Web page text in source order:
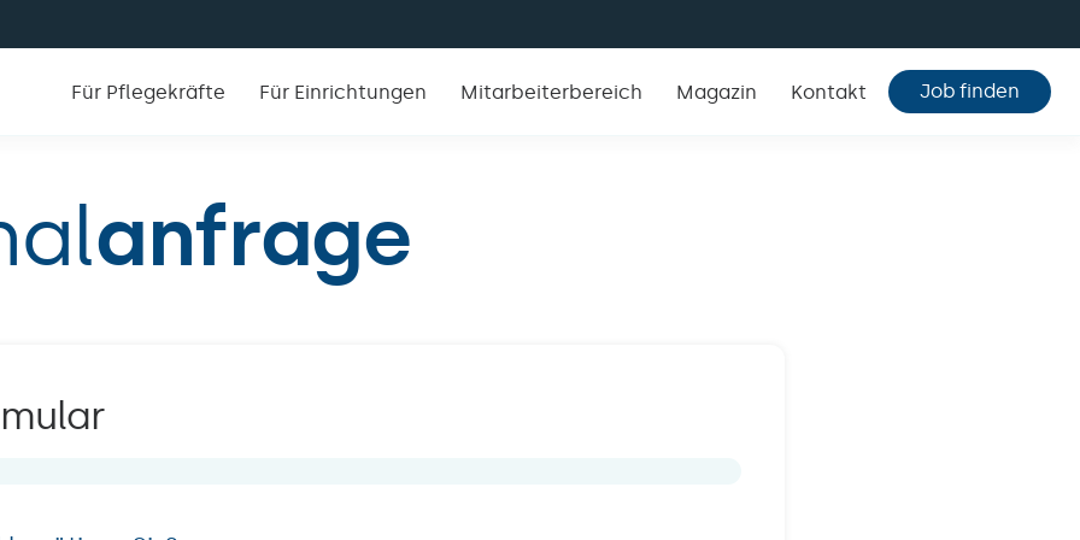
Für Pflegekräfte Für Einrichtungen Mitarbeiterbereich Magazin Kontakt Job finden
anfrage